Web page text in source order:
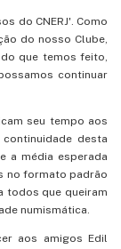
do CNERJ'. Como
do nosso Clube,
que temos feito,
continuar
seu tempo aos
desta
a média esperada
no formato padrão
todos que queiram
numismática.
aos amigos Edil